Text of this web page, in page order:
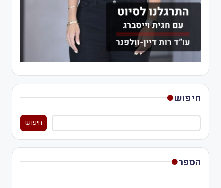
חיפוש
חיפוש
הספר